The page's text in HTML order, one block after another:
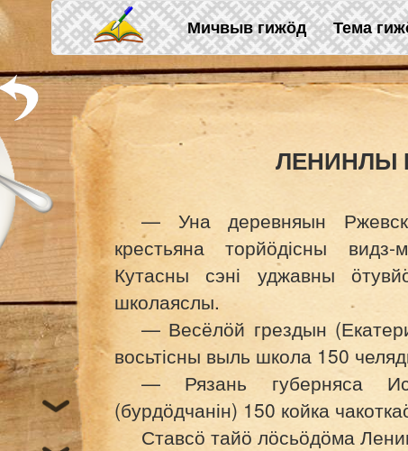
Skip to main content
Мичвыв гижӧд Тема
ЛЕНИНЛЫ
— Уна деревняын Ржевск
крестьяна торйӧдісны
Кутасны сэні уджавны
школаяслы.
— Весёлӧй грездын
восьтісны выль школа 150
— Рязань губерняса
(бурдӧдчанін) 150 койка
Ставсӧ тайӧ лӧсьӧдӧма